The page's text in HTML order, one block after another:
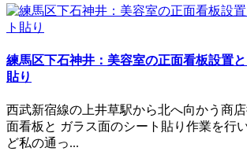
練馬区下石神井：美容室の正面看板設置
貼り
西武新宿線の上井草駅から北へ向かう商
面看板と ガラス面のシート貼り作業を行
ど私の通っ...